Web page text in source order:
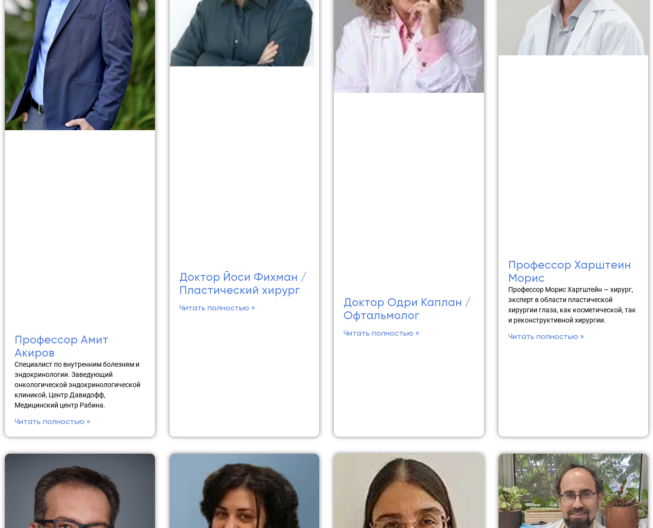
Профессор Амит
Акиров
Специалист по внутренним болезням и
эндокринологии. Заведующий
онкологической эндокринологической
клиникой, Центр Давидофф,
Медицинский центр Рабина.
Читать полностью »
Доктор Йоси Фихман /
Пластический хирург
Читать полностью »
Доктор Одри Каплан /
Офтальмолог
Читать полностью »
Профессор Харштеин
Морис
Профессор Морис Хартштейн — хирург,
эксперт в области пластической
хирургии глаза, как косметической, так
и реконструктивной хирургии.
Читать полностью »